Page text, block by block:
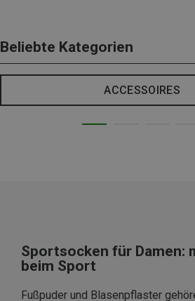
Beliebte Kategorien
ACCESSOIRES
Sportsocken für Damen:
beim Sport
Fußpuder und Blasenpflaster